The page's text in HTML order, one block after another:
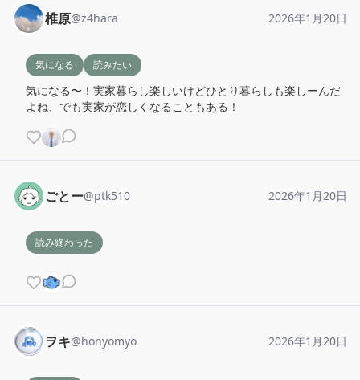
椎原@z4hara 2026年1月20日
気になる 読みたい
気になる〜！実家暮らし楽しいけどひとり暮らしも楽しーんだ
よね、でも実家が恋しくなることもある！
ごとー@ptk510 2026年1月20日
読み終わった
ヲキ@honyomyo 2026年1月20日